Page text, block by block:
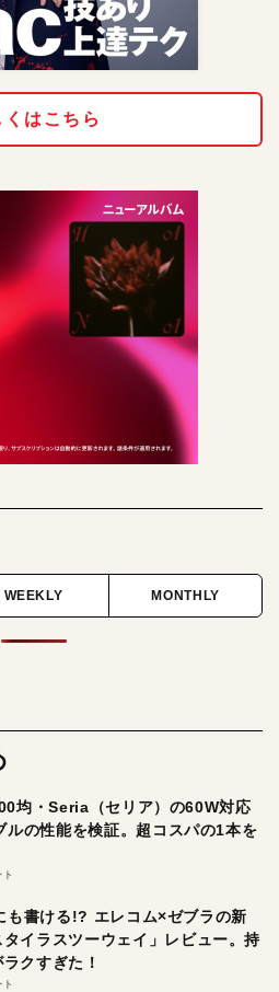
くはこちら
WEEKLY MONTHLY
均・Seria（セリア）の60W対応
ルの性能を検証。超コスパの1本を
ト
も書ける!? エレコム×ゼブラの新
イラスツーウェイ」レビュー。持
クすぎた！
ト